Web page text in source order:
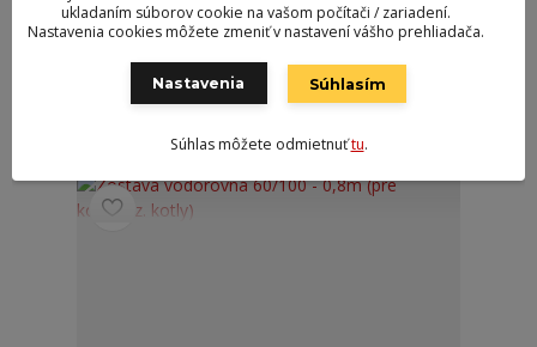
prietokový ohrievač Protherm PTP.
65,19 €
63,35 €/ks
bez DPH
ukladaním súborov cookie na vašom počítači / zariadení.
Nastavenia cookies môžete zmeniť v nastavení vášho prehliadača.
Nastavenia Súhlasím
Súhlas môžete odmietnuťtu.